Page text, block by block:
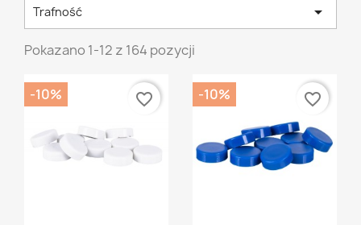
Trafność 
Pokazano 1-12 z 164 pozycji
-10% favorite_border -10% favorite_border